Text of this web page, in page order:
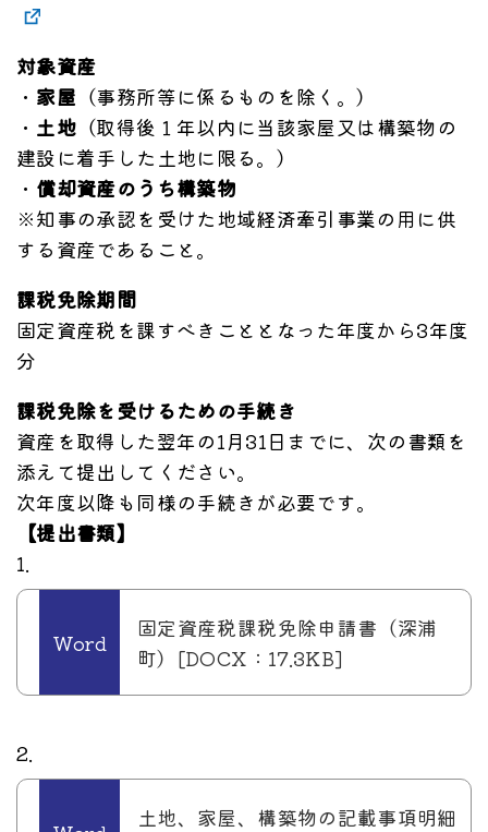
対象資産
・ 家屋 （事務所等に係るものを除く。）
・ 土地 （取得後１年以内に当該家屋又は構築物の
建設に着手した土地に限る。）
・ 償却資産のうち構築物
※知事の承認を受けた地域経済牽引事業の用に供
する資産であること。
課税免除期間
固定資産税を課すべきこととなった年度から3年度
分
課税免除を受けるための手続き
資産を取得した翌年の1月31日までに、次の書類を
添えて提出してください。
次年度以降も同様の手続きが必要です。
【提出書類】
1.
固定資産税課税免除申請書（深浦
町）[DOCX：17.3KB]
2.
土地、家屋、構築物の記載事項明細